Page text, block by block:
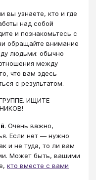
вы узнаете, кто и где
над собой
и познакомьтесь с
обращайте внимание
людьми: обычно
между
что вам здесь
с результатом.
ИЩИТЕ
. Очень важно,
Если нет — нужно
и не туда, то ли вам
Может быть, вашими
кто вместе с вами